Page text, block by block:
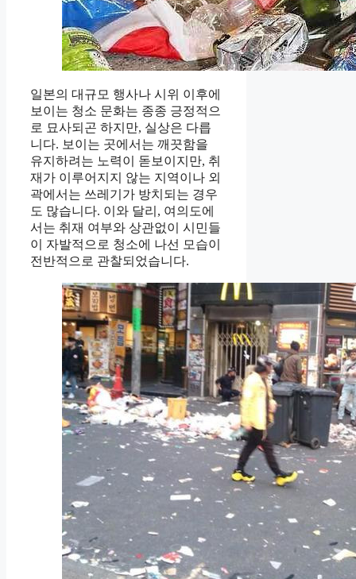
일본의 대규모 행사나 시위 이후에
보이는 청소 문화는 종종 긍정적으
로 묘사되곤 하지만, 실상은 다릅
니다. 보이는 곳에서는 깨끗함을
유지하려는 노력이 돋보이지만, 취
재가 이루어지지 않는 지역이나 외
곽에서는 쓰레기가 방치되는 경우
도 많습니다. 이와 달리, 여의도에
서는 취재 여부와 상관없이 시민들
이 자발적으로 청소에 나선 모습이
전반적으로 관찰되었습니다.